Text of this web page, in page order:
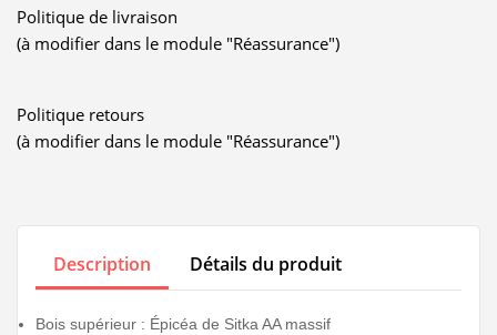
Politique de livraison
(à modifier dans le module "Réassurance")
Politique retours
(à modifier dans le module "Réassurance")
Description Détails du produit
Bois supérieur : Épicéa de Sitka AA massif